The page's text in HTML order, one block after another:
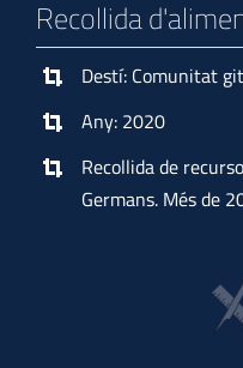
Recollida
Destí: Comunitat
Any: 2020
Recollida de
Germans. Més de